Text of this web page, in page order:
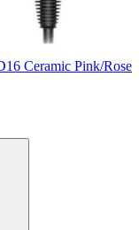
Ceramic Pink/Rose